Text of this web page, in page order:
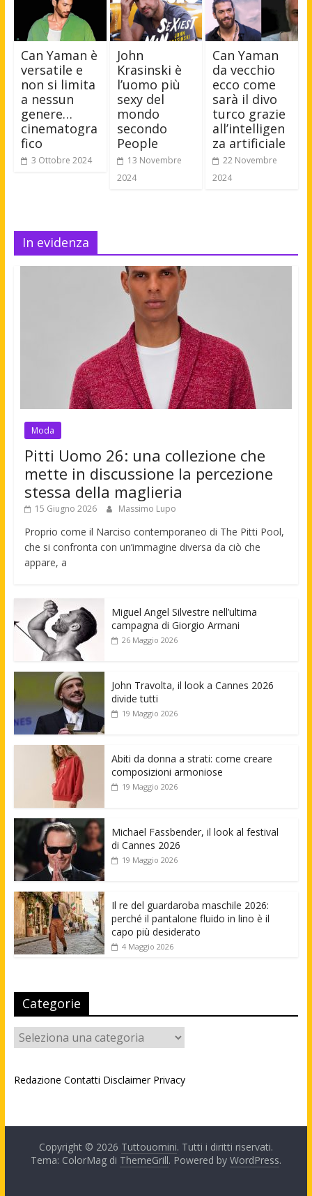
Can Yaman è
versatile e
non si limita
a nessun
genere…
cinematogra
fico
3 Ottobre 2024
John
Krasinski è
l’uomo più
sexy del
mondo
secondo
People
13 Novembre
2024
Can Yaman
da vecchio
ecco come
sarà il divo
turco grazie
all’intelligen
za artificiale
22 Novembre
2024
In evidenza
Moda
Pitti Uomo 26: una collezione che
mette in discussione la percezione
stessa della maglieria
15 Giugno 2026 Massimo Lupo
Proprio come il Narciso contemporaneo di The Pitti Pool,
che si confronta con un’immagine diversa da ciò che
appare, a
Miguel Angel Silvestre nell’ultima
campagna di Giorgio Armani
26 Maggio 2026
John Travolta, il look a Cannes 2026
divide tutti
19 Maggio 2026
Abiti da donna a strati: come creare
composizioni armoniose
19 Maggio 2026
Michael Fassbender, il look al festival
di Cannes 2026
19 Maggio 2026
Il re del guardaroba maschile 2026:
perché il pantalone fluido in lino è il
capo più desiderato
4 Maggio 2026
Categorie
Categorie
Redazione Contatti Disclaimer Privacy
Copyright © 2026 Tuttouomini. Tutti i diritti riservati.
Tema: ColorMag di ThemeGrill. Powered by WordPress.